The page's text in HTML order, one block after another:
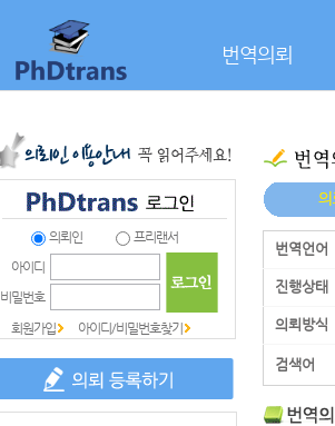
번역의뢰
의뢰인
프리랜서
아이디
비밀번호
회원가입
아이디/비밀번호찾기
번역언어
진행상태
의뢰방식
검색어